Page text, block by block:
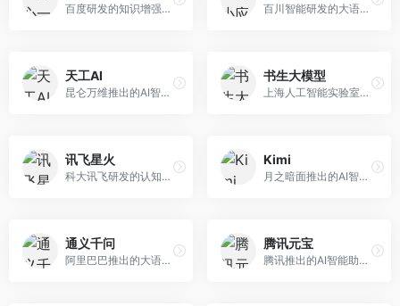
百度研发的知识增强大语言模型，深度融合百度知识图谱和搜索能力。面向中文用户，提供知识问答、文本创作、逻辑推理等服务，中文语境理解准确，知识覆盖面广。 百川智能研发的大语言模型助手，专注于中文理解和生成。面向中文用户，提供知识问答、文本创作、代码辅助等服务，模型参数规模大，中文表达流畅自然。
天工AI
昆仑万维推出的AI智能助手，集成搜索、对话、创作等多种能力。面向普通用户和内容创作者，支持联网搜索、文本生成、图像理解等功能，响应速度快，免费使用。
书生大模型
上海人工智能实验室研发的开源大模型系列，支持多尺度和多模态。面向研究机构和开发者，开源生态完善，学术研究背景深厚，适合科研和定制开发。
讯飞星火
科大讯飞研发的认知智能大模型，深度融合语音识别和自然语言处理技术。面向企业用户和教育领域，提供语音交互、文档处理、代码生成等服务，中文语音识别准确率高。
Kimi
月之暗面推出的AI智能助手，核心优势在于超长文本处理能力，支持20万字以上文档分析。面向学术研究者、职场人士和内容创作者，提供文档解读、PPT生成、联网搜索等综合服务。
通义千问
阿里巴巴推出的大语言模型平台，提供对话问答、文档处理、图像理解、代码编写等全方位AI服务。面向企业用户和个人开发者，集成阿里云生态，支持多模态交互，企业级安全保障。
腾讯元宝
腾讯推出的AI智能助手，整合微信生态和腾讯云服务。面向普通用户和企业客户，支持文档解析、图像理解、联网搜索等功能，与腾讯产品无缝衔接，办公协作便捷。